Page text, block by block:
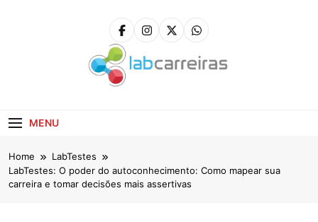
MENU
Home
LabTestes
LabTestes: O poder do autoconhecimento: Como mapear sua
carreira e tomar decisões mais assertivas